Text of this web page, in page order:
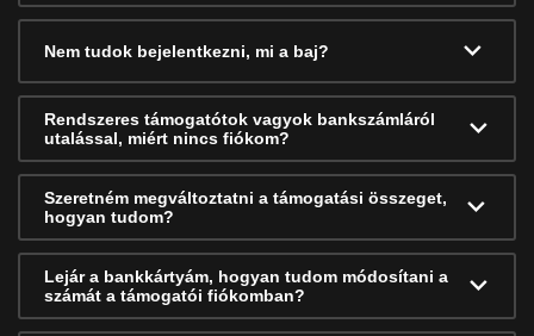
Nem tudok bejelentkezni, mi a baj?
Rendszeres támogatótok vagyok bankszámláról
utalással, miért nincs fiókom?
Szeretném megváltoztatni a támogatási összeget,
hogyan tudom?
Lejár a bankkártyám, hogyan tudom módosítani a
számát a támogatói fiókomban?